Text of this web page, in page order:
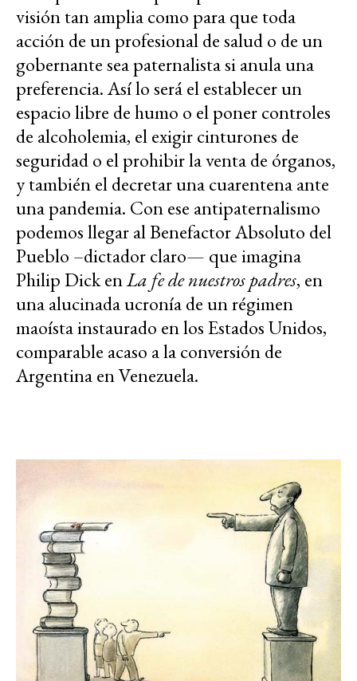
visión tan amplia como para que toda
acción de un profesional de salud o de un
gobernante sea paternalista si anula una
preferencia. Así lo será el establecer un
espacio libre de humo o el poner controles
de alcoholemia, el exigir cinturones de
seguridad o el prohibir la venta de órganos,
y también el decretar una cuarentena ante
una pandemia. Con ese antipaternalismo
podemos llegar al Benefactor Absoluto del
Pueblo –dictador claro— que imagina
Philip Dick enLa fe de nuestros padres, en
una alucinada ucronía de un régimen
maoísta instaurado en los Estados Unidos,
comparable acaso a la conversión de
Argentina en Venezuela.